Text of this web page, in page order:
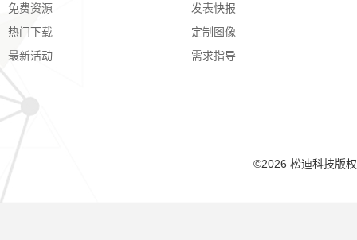
免费资源
热门下载
最新活动
发表快报
定制图像
需求指导
©2026 松迪科技版